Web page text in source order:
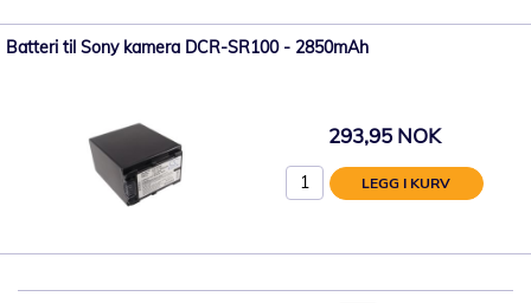
Batteri til Sony kamera DCR-SR100 - 2850mAh
293,95 NOK
LEGG I KURV